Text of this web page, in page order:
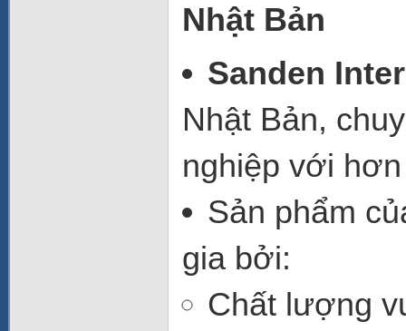
Nhật Bản
Sanden
Nhật Bản,
nghiệp với
Sản phẩm
gia bởi:
Chất lượng